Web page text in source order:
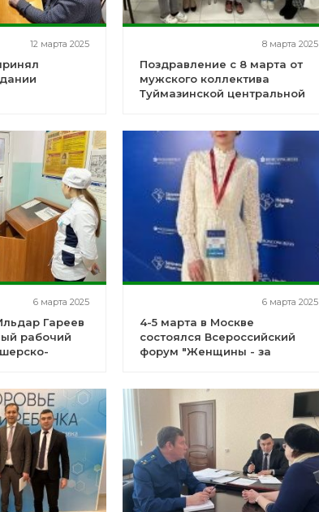
12 марта 2025 8 марта 2025
Поздравление с 8 марта от
мужского коллектива
Туймазинской центральной
6 марта 2025
Гареев
рабочий
6 марта 2025
4-5 марта в Москве
состоялся Всероссийский
форум "Женщины - за